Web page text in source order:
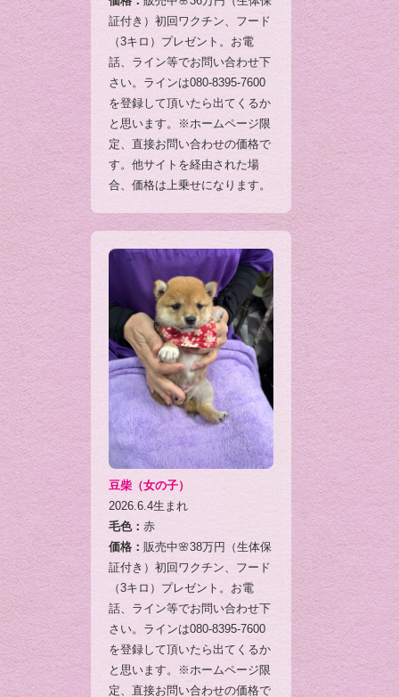
証付き）初回ワクチン、フード
（3キロ）プレゼント。お電
話、ライン等でお問い合わせ下
さい。ラインは080-8395-7600
を登録して頂いたら出てくるか
と思います。※ホームページ限
定、直接お問い合わせの価格で
す。他サイトを経由された場
合、価格は上乗せになります。
豆柴（女の子）
2026.6.4生まれ
毛色： 赤
価格： 販売中🌸38万円（生体保
証付き）初回ワクチン、フード
（3キロ）プレゼント。お電
話、ライン等でお問い合わせ下
さい。ラインは080-8395-7600
を登録して頂いたら出てくるか
と思います。※ホームページ限
定、直接お問い合わせの価格で